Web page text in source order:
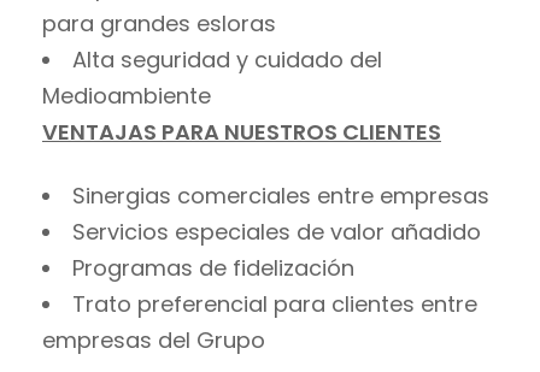
para grandes esloras
Alta seguridad y cuidado del
Medioambiente
VENTAJAS PARA NUESTROS CLIENTES
Sinergias comerciales entre empresas
Servicios especiales de valor añadido
Programas de fidelización
Trato preferencial para clientes entre
empresas del Grupo